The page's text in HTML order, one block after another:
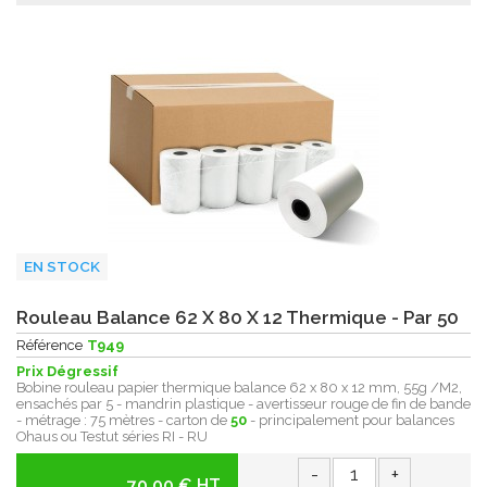
EN STOCK
Rouleau Balance 62 X 80 X 12 Thermique - Par 50
Référence T949
Prix Dégressif
Bobine rouleau papier thermique balance 62 x 80 x 12 mm, 55g /M2,
ensachés par 5 - mandrin plastique - avertisseur rouge de fin de bande
- métrage : 75 mètres - carton de 50 - principalement pour balances
Ohaus ou Testut séries RI - RU
- +